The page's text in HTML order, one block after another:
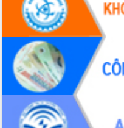
Đoàn đại biểu Quốc hội tỉnh Đắk Lắk
trao đổi thông tin trước Kỳ họp thứ
nhất, Quốc hội khóa XVI
Quyết liệt cải cách hành chính, khơi
thông nguồn lực phát triển
Nâng cao hiệu lực, hiệu quả HĐND
tỉnh thông qua hiện đại hóa hành chính
Xã Ea Phê gắn cải cách hành chính với
chuyển đổi số